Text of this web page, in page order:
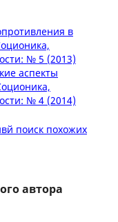
в
№ 5 (2013)
аспекты
№ 4 (2014)
поиск похожих
автора